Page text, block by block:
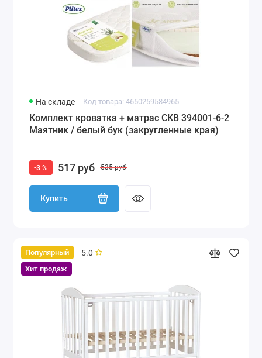
На складе Код товара: 4650259584965
Комплект кроватка + матрас СКВ 394001-6-2
Маятник / белый бук (закругленные края)
-3 % 517 руб 535 руб
Купить
Популярный
Хит продаж
5.0